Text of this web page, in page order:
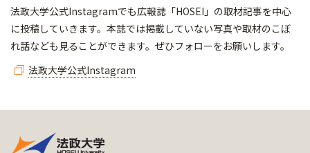
​​​​​法政大学公式Instagramでも広報誌「HOSEI」の取材記事を中心
に投稿していきます。本誌では掲載していない写真や取材のこぼ
れ話なども見ることができます。ぜひフォローをお願いします。
法政大学公式Instagram